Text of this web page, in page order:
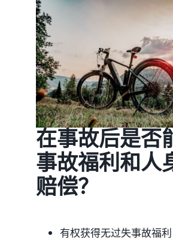
在事故后是否
事故福利和人
赔偿？
有权获得无过失事故福利